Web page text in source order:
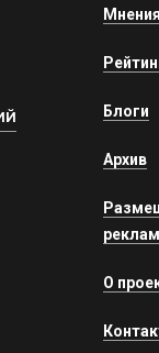
Мнения
Блоги
Архив
О